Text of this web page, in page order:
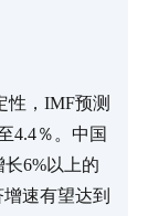
性，IMF预测
4.4％。中国
6%以上的
速有望达到